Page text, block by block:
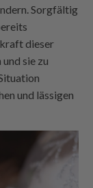
Sorgfältig
dieser
sie zu
und lässigen